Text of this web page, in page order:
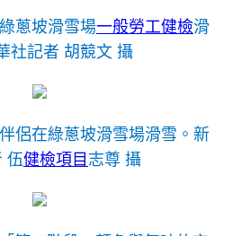
蔥坡滑雪場一般勞工健檢滑
社記者 胡競文 攝
侶在綠蔥坡滑雪場滑雪。新
伍健檢項目 志尊 攝